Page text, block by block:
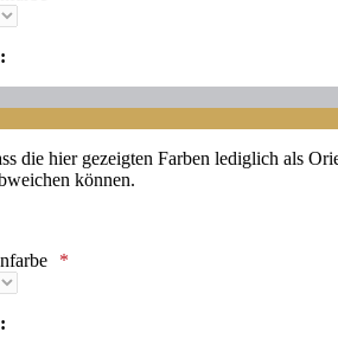
die hier gezeigten Farben lediglich als
können.